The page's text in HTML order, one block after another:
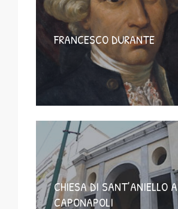
FRANCESCO DURANTE
CHIESA DI SANT’ANIELLO A
CAPONAPOLI